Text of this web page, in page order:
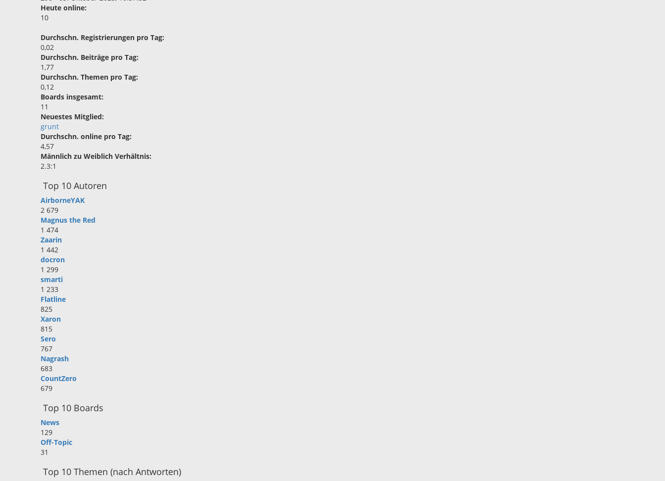
Heute online:
10
Durchschn. Registrierungen pro Tag:
0,02
Durchschn. Beiträge pro Tag:
1,77
Durchschn. Themen pro Tag:
0,12
Boards insgesamt:
11
Neuestes Mitglied:
grunt
Durchschn. online pro Tag:
4,57
Männlich zu Weiblich Verhältnis:
2.3:1
Top 10 Autoren
AirborneYAK
2 679
Magnus the Red
1 474
Zaarin
1 442
docron
1 299
smarti
1 233
Flatline
825
Xaron
815
Sero
767
Nagrash
683
CountZero
679
Top 10 Boards
News
129
Off-Topic
31
Top 10 Themen (nach Antworten)